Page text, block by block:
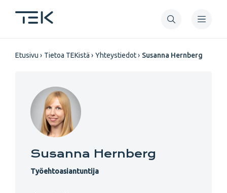
pääsisältöön
Murupolku
Etusivu Tietoa TEKistä Yhteystiedot Susanna Hernberg
Susanna Hernberg
Työehtoasiantuntija